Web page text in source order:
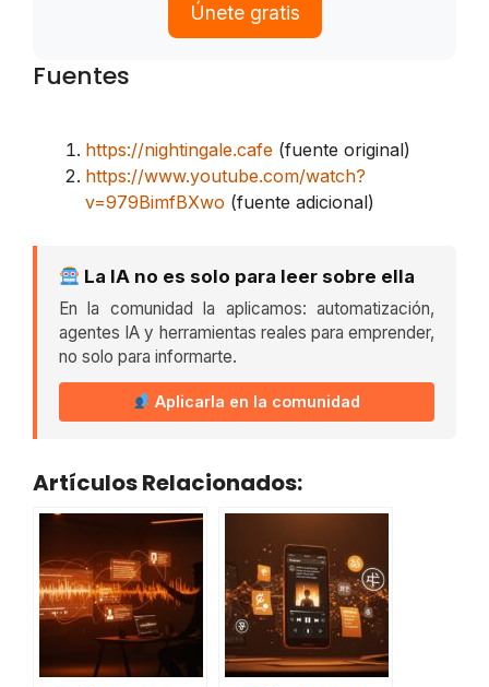
Únete gratis
Fuentes
https://nightingale.cafe (fuente original)
https://www.youtube.com/watch?
v=979BimfBXwo (fuente adicional)
La IA no es solo para leer sobre ella
En la comunidad la aplicamos: automatización,
agentes IA y herramientas reales para emprender,
no solo para informarte.
Aplicarla en la comunidad
Artículos Relacionados: